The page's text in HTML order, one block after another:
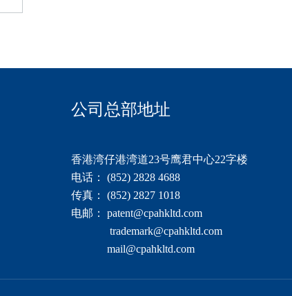
公司总部地址
香港湾仔港湾道23号鹰君中心22字楼
电话： (852) 2828 4688
传真： (852) 2827 1018
电邮： patent@cpahkltd.com
trademark@cpahkltd.com
mail@cpahkltd.com